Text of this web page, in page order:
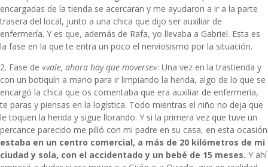
encargadas de la tienda se acercaran y me ayudaron a ir a la parte
trasera del local, junto a una chica que dijo ser auxiliar de
enfermería. Y es que, además de Rafa, yo llevaba a Gabriel. Esta es
la fase en la que te entra un poco el nerviosismo por la situación.
2. Fase de «vale, ahora hay que moverse»: Una vez en la trastienda y
con un botiquín a mano para ir limpiando la herida, algo de lo que se
encargó la chica que os comentaba que era auxiliar de enfermería,
te paras y piensas en la logística. Todo mientras el niño no deja que
le toquen la herida y sigue llorando. Y si la primera vez que tuve un
percance parecido me pilló con mi padre en su casa, en esta ocasión
estaba en un centro comercial, a más de 20 kilómetros de mi
ciudad y sola, con el accidentado y un bebé de 15 meses. Y ahí